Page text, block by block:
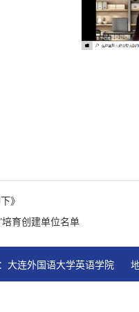
》
培育创建单位名单
大连外国语大学英语学院